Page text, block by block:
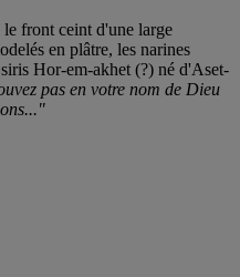
le front ceint d'une large
en plâtre, les narines
Hor-em-akhet (?) né d'Aset-
pas en votre nom de Dieu